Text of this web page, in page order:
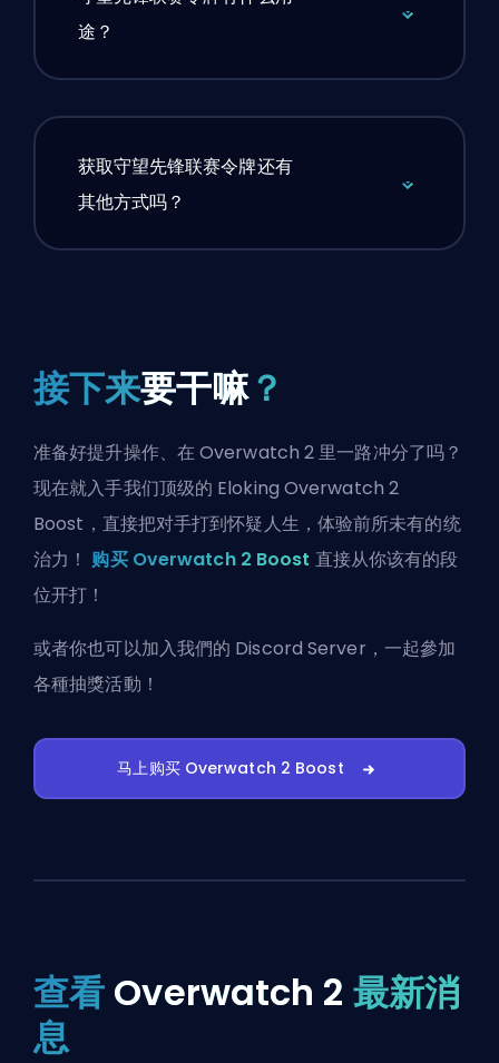
途？
获取守望先锋联赛令牌还有
其他方式吗？
接下来要干嘛？
准备好提升操作、在 Overwatch 2 里一路冲分了吗？
现在就入手我们顶级的 Eloking Overwatch 2
Boost，直接把对手打到怀疑人生，体验前所未有的统
治力！购买 Overwatch 2 Boost 直接从你该有的段
位开打！
或者你也可以加入我們的 Discord Server ，一起參加
各種抽獎活動！
马上购买 Overwatch 2 Boost
查看 Overwatch 2 最新消
息